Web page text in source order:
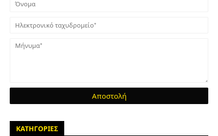
ΚΑΤΗΓΟΡΙΕΣ